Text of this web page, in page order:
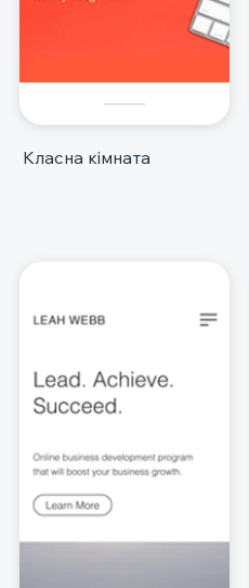
Класна кімната